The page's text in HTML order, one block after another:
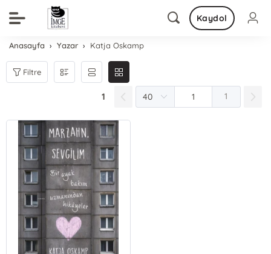
Kaydol
Anasayfa Yazar Katja Oskamp
Filtre
1 1